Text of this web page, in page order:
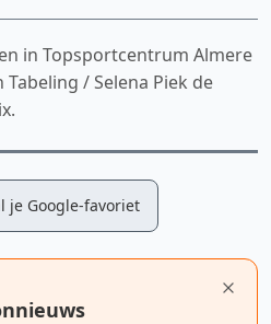
in Topsportcentrum Almere
/ Selena Piek de
je Google-favoriet